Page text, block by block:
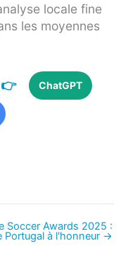
locale fine
les moyennes
ChatGPT
Soccer Awards 2025 :
Portugal à l'honneur →